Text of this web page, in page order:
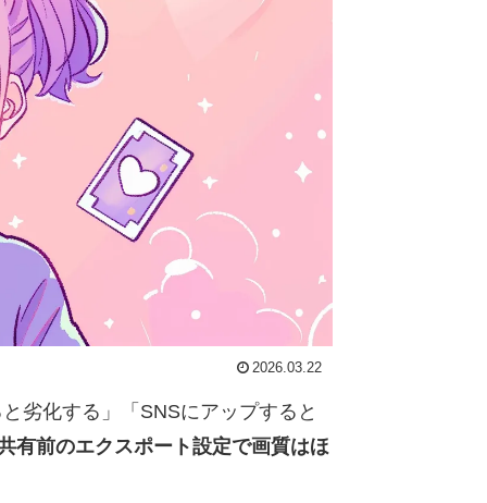
2026.03.22
劣化する」「SNSにアップすると
有前のエクスポート設定で画質はほ